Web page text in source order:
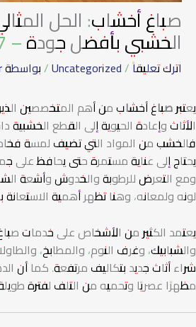
صباغ أخشاب: الحل
الخشبي بأفضل جودة – 97670327
اترك تعليقاً/
Uncategorized/ بواسطة
يعتبرصباغ أخشابمن أهم المتخصصين
الأثاث وإعادة الحيوية إلى القطع الخشبية
فالخشب من المواد التي تضيف لمسة
يحتاج إلى عناية مستمرة حتى يحافظ على
ومع التعرض للرطوبة والخدوش وأشعة
لونه ولمعانه، وهنا تظهر أهمية
يعتمد الكثير من الأشخاص على خدمات صباغ
والشبابيك، وغرف النوم، والمطابخ،
شراء أثاث جديد بتكاليف مرتفعة. كما أن
مظهرًا عصريًا وتحميه من التلف لفترة